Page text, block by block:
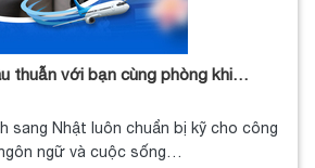
thuẫn với bạn cùng phòng khi…
sang Nhật luôn chuẩn bị kỹ cho công
ngữ và cuộc sống…